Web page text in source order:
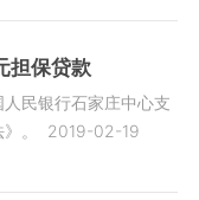
担保贷款
民银行石家庄中心支
。
2019-02-19